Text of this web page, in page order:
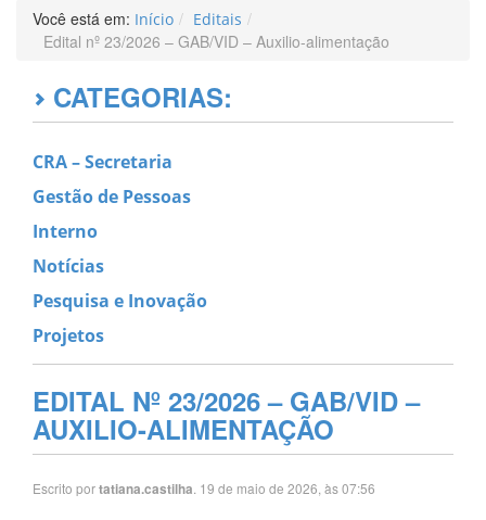
Você está em: Início Editais
Edital nº 23/2026 – GAB/VID – Auxilio-alimentação
CATEGORIAS:
CRA – Secretaria
Gestão de Pessoas
Interno
Notícias
Pesquisa e Inovação
Projetos
EDITAL Nº 23/2026 – GAB/VID –
AUXILIO-ALIMENTAÇÃO
Escrito portatiana.castilha . 19 de maio de 2026, às 07:56